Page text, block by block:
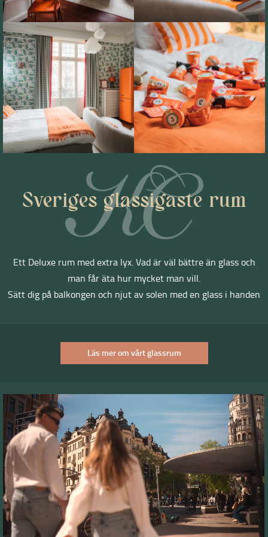
Sveriges glassigaste rum
Ett Deluxe rum med extra lyx. Vad är väl bättre än glass och
man får äta hur mycket man vill.
Sätt dig på balkongen och njut av solen med en glass i handen
Läs mer om vårt glassrum